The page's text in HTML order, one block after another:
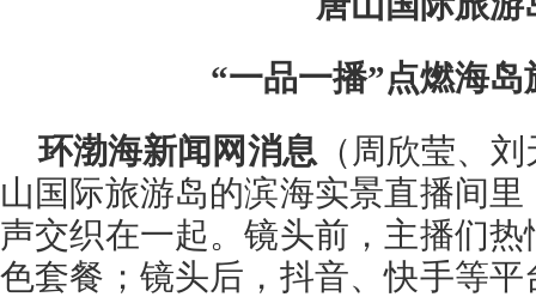
“一品一播”点燃海岛
环渤海新闻网消息 （周欣莹、
山国际旅游岛的滨海实景直播间
声交织在一起。镜头前，主播们
色套餐；镜头后，抖音、快手等